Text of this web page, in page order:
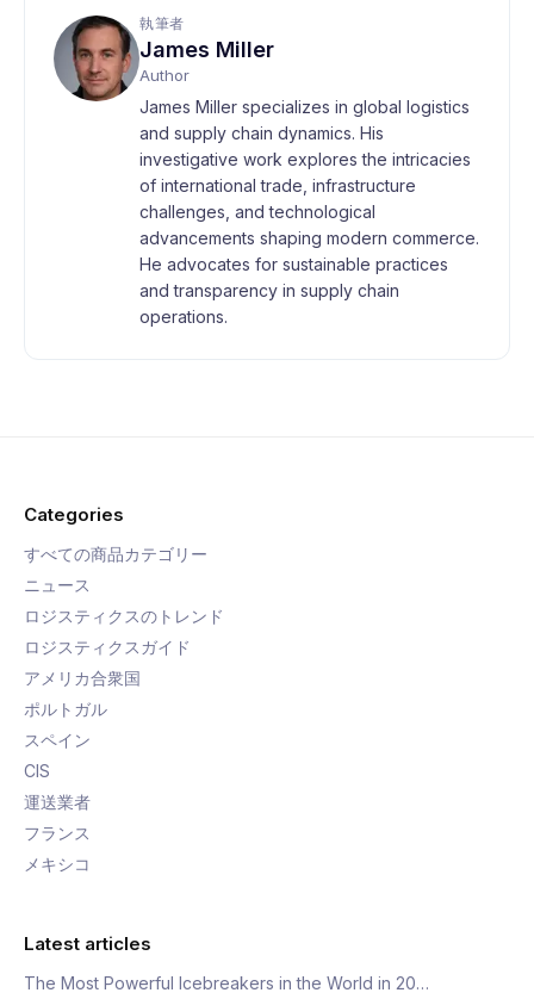
執筆者
James Miller
Author
James Miller specializes in global logistics
and supply chain dynamics. His
investigative work explores the intricacies
of international trade, infrastructure
challenges, and technological
advancements shaping modern commerce.
He advocates for sustainable practices
and transparency in supply chain
operations.
Categories
すべての商品カテゴリー
ニュース
ロジスティクスのトレンド
ロジスティクスガイド
アメリカ合衆国
ポルトガル
スペイン
CIS
運送業者
フランス
メキシコ
Latest articles
The Most Powerful Icebreakers in the World in 20…